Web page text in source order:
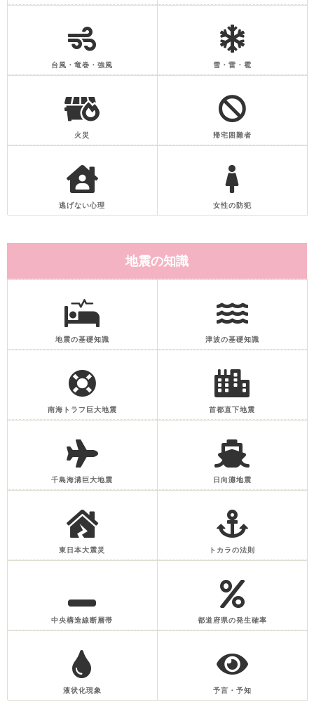
台風・竜巻・強風 雪・雷・雹
火災 帰宅困難者
逃げない心理 女性の防犯
地震の知識
地震の基礎知識 津波の基礎知識
南海トラフ巨大地震 首都直下地震
千島海溝巨大地震 日向灘地震
東日本大震災 トカラの法則
中央構造線断層帯 都道府県の発生確率
液状化現象 予言・予知